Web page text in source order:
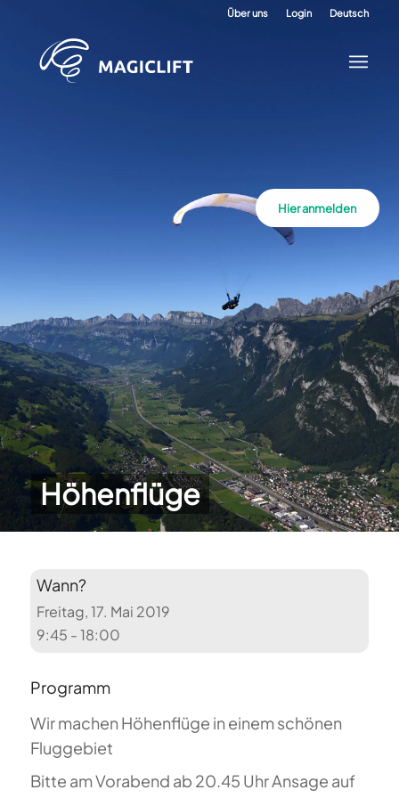
Über uns Login Deutsch
Höhenflüge
Hier anmelden
Wann?
Freitag, 17. Mai 2019
9:45 - 18:00
Programm
Wir machen Höhenflüge in einem schönen
Fluggebiet
Bitte am Vorabend ab 20.45 Uhr Ansage auf